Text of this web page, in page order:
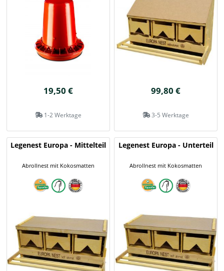
19,50 €
1-2 Werktage
99,80 €
3-5 Werktage
Legenest Europa - Mittelteil
Abrollnest mit Kokosmatten
Legenest Europa - Unterteil
Abrollnest mit Kokosmatten